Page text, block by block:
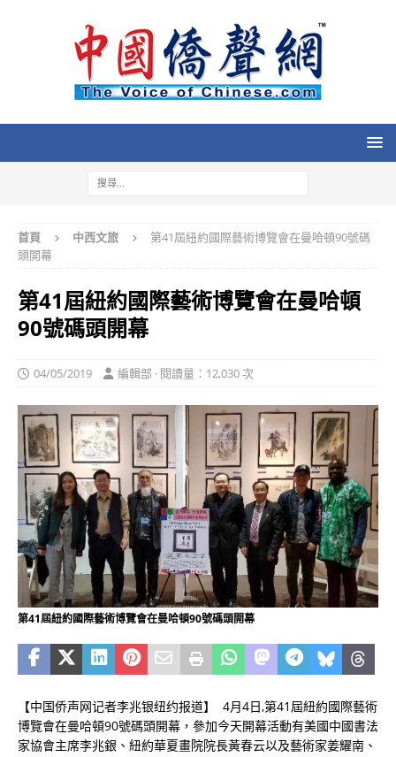
首頁 中西文旅
第41屆紐約國際藝術博覽會在曼哈頓90號碼
頭開幕
第41屆紐約國際藝術博覽會在曼哈頓
90號碼頭開幕
04/05/2019 編輯部 · 閱讀量：12,030 次
第41屆紐約國際藝術博覽會在曼哈頓90號碼頭開幕
【中国侨声网记者李兆银纽约报道】 4月4日,第41屆紐約國際藝術
博覽會在曼哈頓90號碼頭開幕，參加今天開幕活動有美國中國書法
家協會主席李兆銀、紐約華夏畫院院長黃春云以及藝術家姜耀南、